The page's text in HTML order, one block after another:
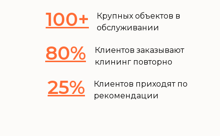
100+
Крупных объектов в
обслуживании
80%
Клиентов заказывают
клининг повторно
25%
Клиентов приходят по
рекомендации